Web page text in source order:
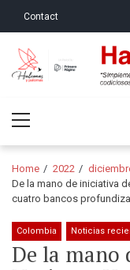
Contact
Menu
Home 2022
De la mano de iniciativa
cuatro bancos
Colombia Noticias
De la mano